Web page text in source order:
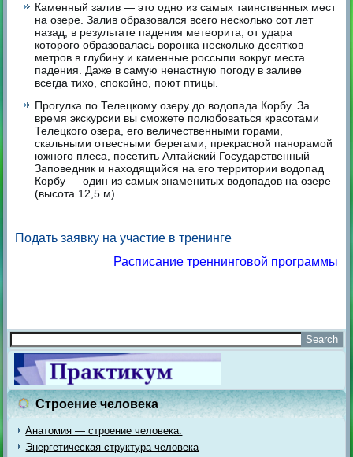
Каменный залив — это одно из самых таинственных мест
на озере. Залив образовался всего несколько сот лет
назад, в результате падения метеорита, от удара
которого образовалась воронка несколько десятков
метров в глубину и каменные россыпи вокруг места
падения. Даже в самую ненастную погоду в заливе
всегда тихо, спокойно, поют птицы.
Прогулка по Телецкому озеру до водопада Корбу. За
время экскурсии вы сможете полюбоваться красотами
Телецкого озера, его величественными горами,
скальными отвесными берегами, прекрасной панорамой
южного плеса, посетить Алтайский Государственный
Заповедник и находящийся на его территории водопад
Корбу — один из самых знаменитых водопадов на озере
(высота 12,5 м).
Подать заявку на участие в тренинге
Расписание треннинговой программы
Строение человека
Анатомия — строение человека.
Энергетическая структура человека